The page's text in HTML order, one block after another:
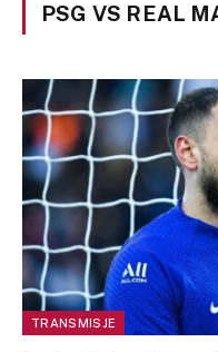
PSG VS REAL
TRANSMISJE